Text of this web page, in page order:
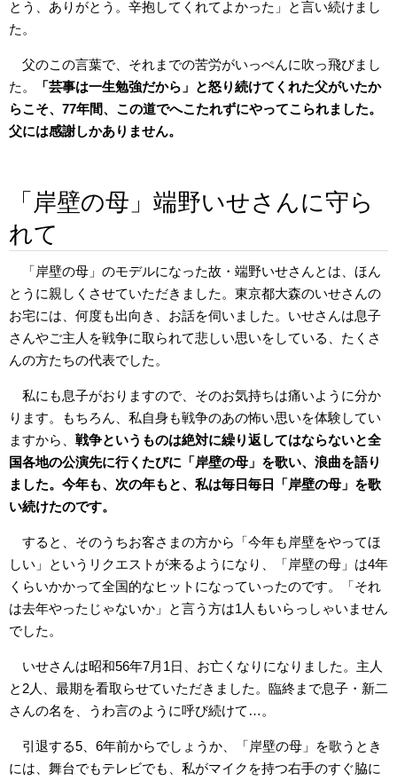
とう、ありがとう。辛抱してくれてよかった」と言い続けまし
た。
父のこの言葉で、それまでの苦労がいっぺんに吹っ飛びまし
た。
「芸事は一生勉強だから」と怒り続けてくれた父がいたか
らこそ、77年間、この道でへこたれずにやってこられました。
父には感謝しかありません。
「岸壁の母」端野いせさんに守ら
れて
「岸壁の母」のモデルになった故・端野いせさんとは、ほん
とうに親しくさせていただきました。東京都大森のいせさんの
お宅には、何度も出向き、お話を伺いました。いせさんは息子
さんやご主人を戦争に取られて悲しい思いをしている、たくさ
んの方たちの代表でした。
私にも息子がおりますので、そのお気持ちは痛いように分か
ります。もちろん、私自身も戦争のあの怖い思いを体験してい
ますから、 戦争というものは絶対に繰り返してはならないと全
国各地の公演先に行くたびに「岸壁の母」を歌い、浪曲を語り
ました。今年も、次の年もと、私は毎日毎日「岸壁の母」を歌
い続けたのです。
すると、そのうちお客さまの方から「今年も岸壁をやってほ
しい」というリクエストが来るようになり、「岸壁の母」は4年
くらいかかって全国的なヒットになっていったのです。「それ
は去年やったじゃないか」と言う方は1人もいらっしゃいません
でした。
いせさんは昭和56年7月1日、お亡くなりになりました。主人
と2人、最期を看取らせていただきました。臨終まで息子・新二
さんの名を、うわ言のように呼び続けて…。
引退する5、6年前からでしょうか、「岸壁の母」を歌うとき
には、舞台でもテレビでも、私がマイクを持つ右手のすぐ脇に